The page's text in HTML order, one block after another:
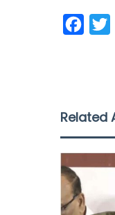
k
Related